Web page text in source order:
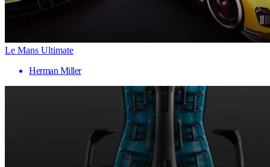
Le Mans Ultimate
Herman Miller